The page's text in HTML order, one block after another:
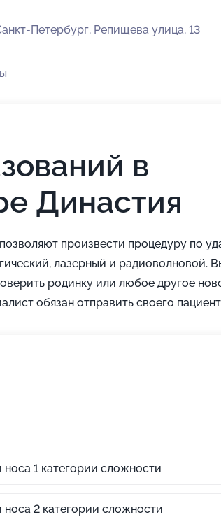
Петербург, Репищева улица, 13
в
Династия
произвести процедуру по
лазерный и радиоволновой.
родинку или любое другое
обязан отправить своего
1 категории сложности
2 категории сложности